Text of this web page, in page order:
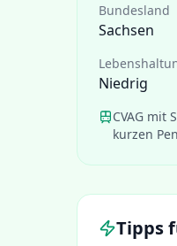
Bundesland
Sachsen
Niedrig
CVAG mit
kurzen
Tipps